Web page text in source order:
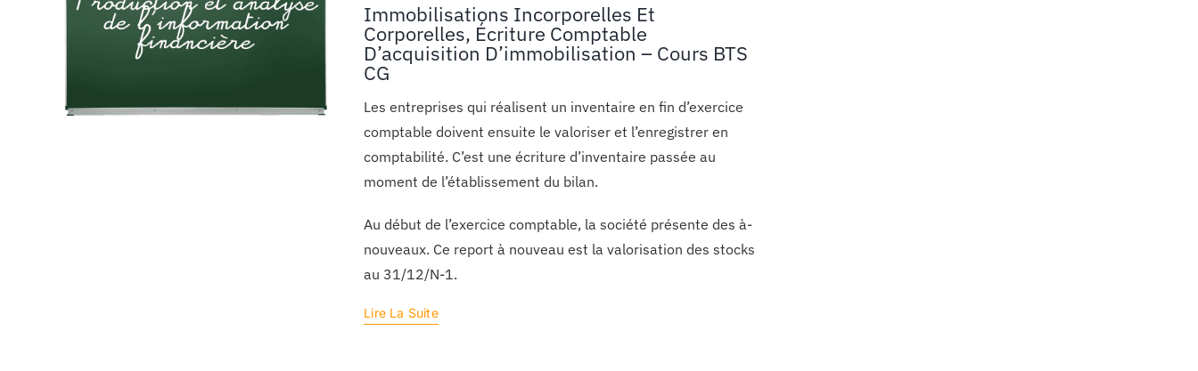
Immobilisations Incorporelles Et
Corporelles, Écriture Comptable
D’acquisition D’immobilisation – Cours BTS
CG
Les entreprises qui réalisent un inventaire en fin d’exercice
comptable doivent ensuite le valoriser et l’enregistrer en
comptabilité. C’est une écriture d’inventaire passée au
moment de l’établissement du bilan.
Au début de l’exercice comptable, la société présente des à-
nouveaux. Ce report à nouveau est la valorisation des stocks
au 31/12/N-1.
Lire La Suite